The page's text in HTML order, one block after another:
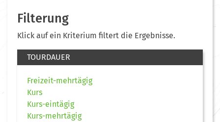
Filterung
Klick auf ein Kriterium filtert die Ergebnisse.
TOURDAUER
Freizeit-mehrtägig
Kurs
Kurs-eintägig
Kurs-mehrtägig